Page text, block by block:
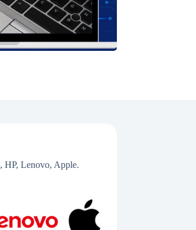
HP, Lenovo, Apple.